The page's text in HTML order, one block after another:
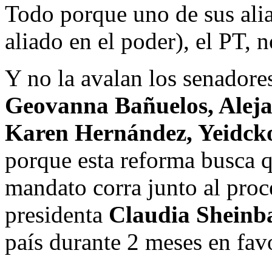
Todo porque uno de sus
aliado en el poder), el PT,
Y no la avalan los
Geovanna Bañuelos,
Karen Hernández,
porque esta reforma busca
mandato corra junto al
presidenta Claudia
país durante 2 meses en